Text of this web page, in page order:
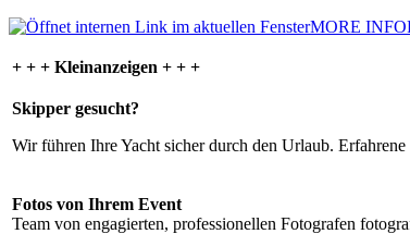
MORE
+ + + Kleinanzeigen + + +
Skipper gesucht?
Wir führen Ihre Yacht sicher durch den Urlaub.
Fotos von Ihrem Event
Team von engagierten, professionellen Fotografen